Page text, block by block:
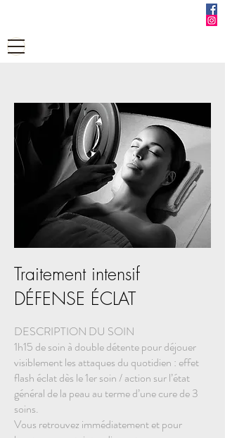
Traitement intensif
DÉFENSE ÉCLAT
DESCRIPTION DU SOIN
1h15 de soin à double détente pour déjouer
visiblement les attaques du quotidien : effet
flash éclat dès le 1er soin / action sur l’état
général de la peau au terme d’une cure de 3
soins.
Vous retrouvez immédiatement et pour